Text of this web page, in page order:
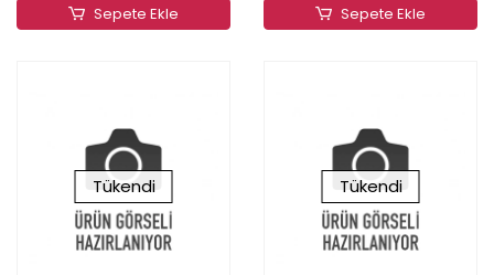
Sepete Ekle Sepete Ekle
Tükendi Tükendi